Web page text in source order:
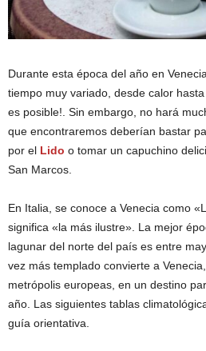
Durante esta época del año en
tiempo muy variado, desde calor
es posible!. Sin embargo, no hará
que encontraremos deberían bastar
por el Lido o tomar un capuchino
San Marcos.
En Italia, se conoce a Venecia como
significa «la más ilustre». La mejor
lagunar del norte del país es entre
vez más templado convierte a
metrópolis europeas, en un destino
año. Las siguientes tablas
guía orientativa.